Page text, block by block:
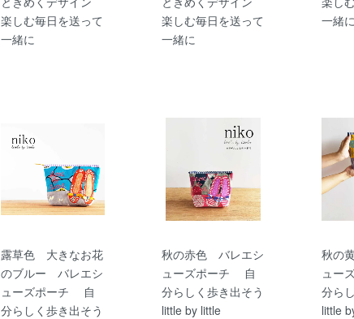
楽しむ毎日を送って
一緒に
楽しむ毎日を送って
一緒に
一緒に
露草色 大きなお花
のブルー バレエシ
ューズポーチ 自
分らしく歩き出そう
秋の赤色 バレエシ
ューズポーチ 自
分らしく歩き出そう
little by little
秋の
ュー
分ら
little